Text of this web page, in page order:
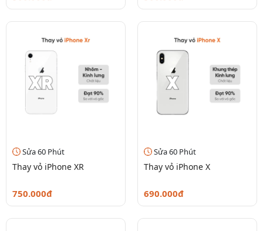
Sửa 60 Phút
Thay vỏ iPhone XR
750.000đ
Sửa 60 Phút
Thay vỏ iPhone X
690.000đ